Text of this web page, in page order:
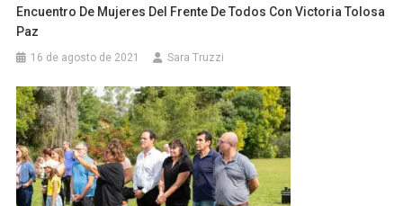
Encuentro De Mujeres Del Frente De Todos Con Victoria Tolosa
Paz
16 de agosto de 2021 Sara Truzzi